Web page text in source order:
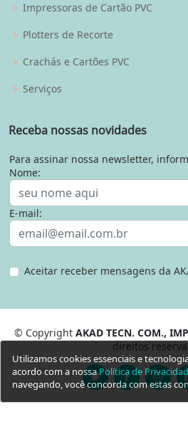
Impressoras de Cartão PVC
Plotters de Recorte
Crachás e Cartões PVC
Serviços
Receba nossas novidades
Para assinar nossa newsletter,
Nome:
E-mail:
Aceitar receber mensagens da
© Copyright AKAD TECN. COM.,
direitos
Utilizamos cookies essenciais e
acordo com a nossaPolítica de
navegando, você concorda com estas